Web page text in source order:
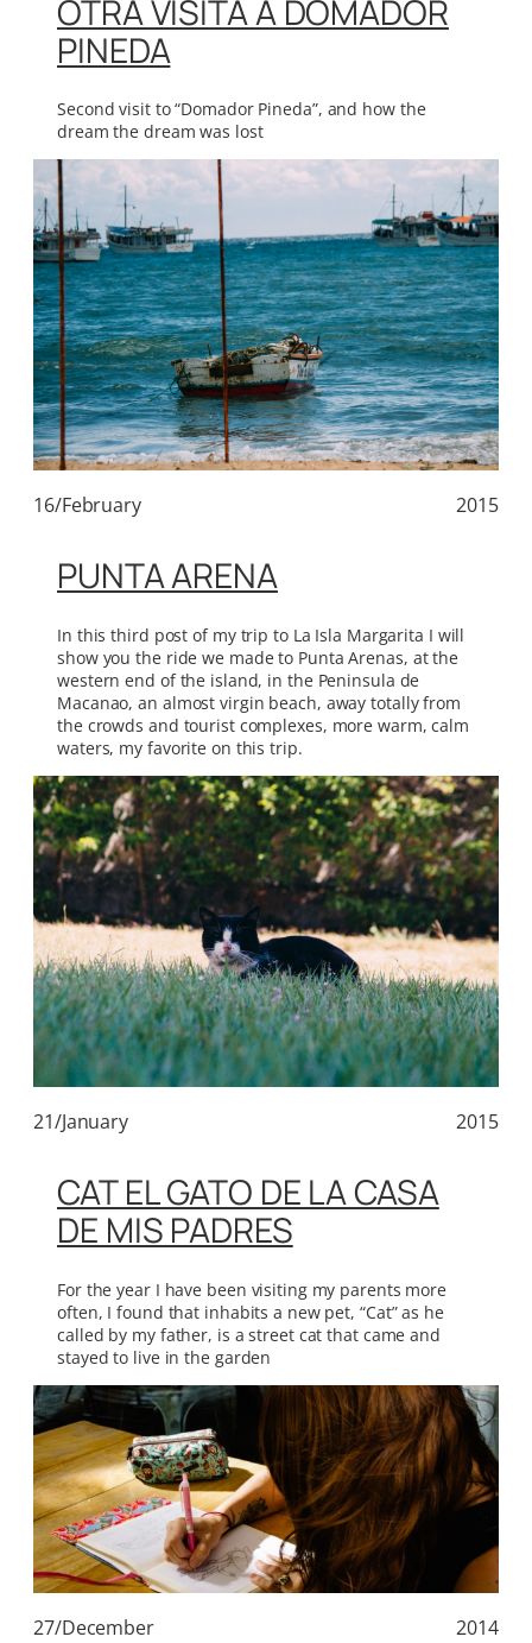
OTRA VISITA A DOMADOR
PINEDA
Second visit to “Domador Pineda”, and how the
dream the dream was lost
16/February 2015
PUNTA ARENA
In this third post of my trip to La Isla Margarita I will
show you the ride we made to Punta Arenas, at the
western end of the island, in the Peninsula de
Macanao, an almost virgin beach, away totally from
the crowds and tourist complexes, more warm, calm
waters, my favorite on this trip.
21/January 2015
CAT EL GATO DE LA CASA
DE MIS PADRES
For the year I have been visiting my parents more
often, I found that inhabits a new pet, “Cat” as he
called by my father, is a street cat that came and
stayed to live in the garden
27/December 2014